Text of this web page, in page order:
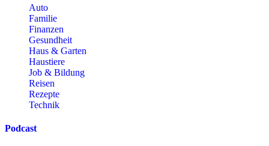
Auto
Familie
Finanzen
Gesundheit
Haus & Garten
Haustiere
Job & Bildung
Reisen
Rezepte
Technik
Podcast